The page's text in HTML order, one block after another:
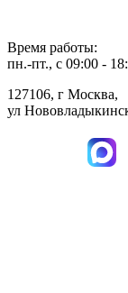
Время работы:
пн.-пт., с 09:00 -
127106, г Москва,
ул